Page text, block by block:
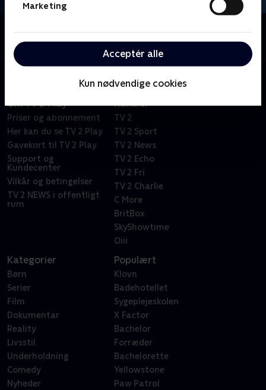
Marketing
Acceptér alle
Kun nødvendige cookies
Gense kampene fra kvindernes håndboldliga.
Om TV 2 Play
Priser og abonnement
Her kan du se TV 2 Play
Gavekort til TV 2 Play
Support og
Kundecenter
Vilkår og betingelser
TV 2 NEWS i offentligt
rum
Kanaler
TV 2
TV 2 Sport
TV 2 News
TV 2 Echo
TV 2 Fri
TV 2 Charlie
C More
BritBox
SkyShowtime
Oiii
Kategorier
Børn
Serier
Film
Dokumentar
Reality
Livsstil
Underholdning
Comedy
Nyheder
Populært
Klovn
Badehotellet
Sygeplejeskolen
X Factor
Bachelor
Forræder
Bachelorette
Yellowstone
Paw Patrol